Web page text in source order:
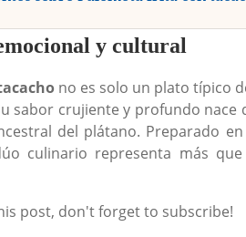
y cultural
no es solo un plato típico
sabor crujiente y profundo
del plátano. Preparado
culinario representa más
post, don't forget to subscribe!